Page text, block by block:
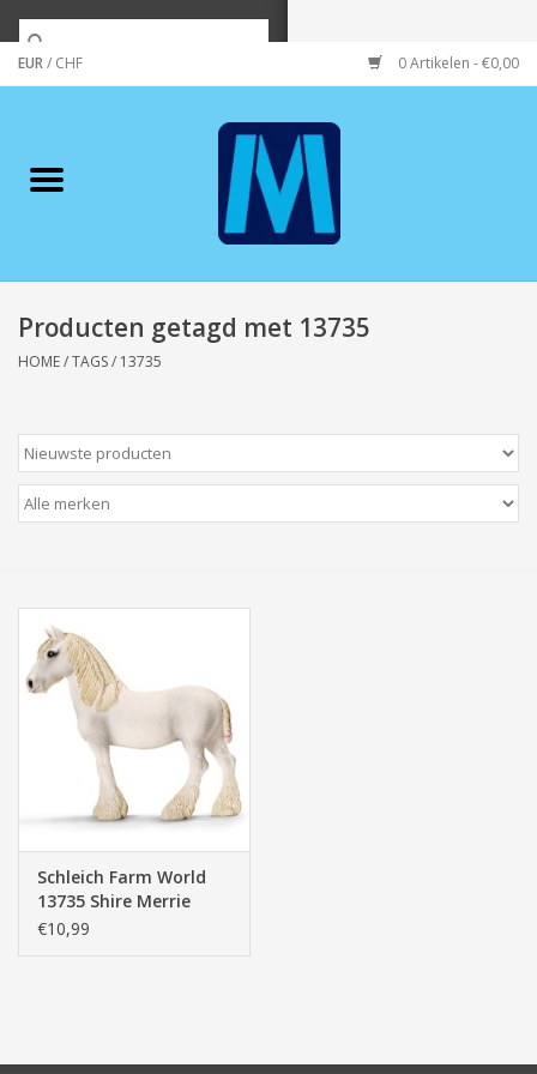
EUR/ CHF 0 Artikelen - €0,00
Merken
Wonen/koken/huishouden
Wenskaarten
Zeeuws/Streek
Boeken
Baby & Peuter
Speelgoed & hobby
Cadeau & feest
Producten getagd met 13735
HOME/TAGS/ 13735
Schleich Farm World
13735 Shire Merrie
€10,99